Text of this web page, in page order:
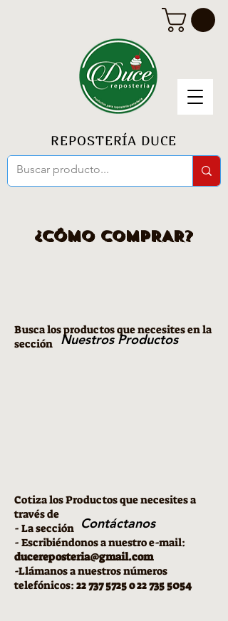
REPOSTERÍA DUCE
¿CÓMO COMPRAR?
Busca los productos que necesites en la
sección Nuestros Productos
Cotiza los Productos que necesites a
través de
- La sección
- Escribiéndonos a nuestro e-mail:
ducereposteria@gmail.com
-Llámanos a nuestros números
telefónicos: 22 737 5725o22 735 5054
Contáctanos